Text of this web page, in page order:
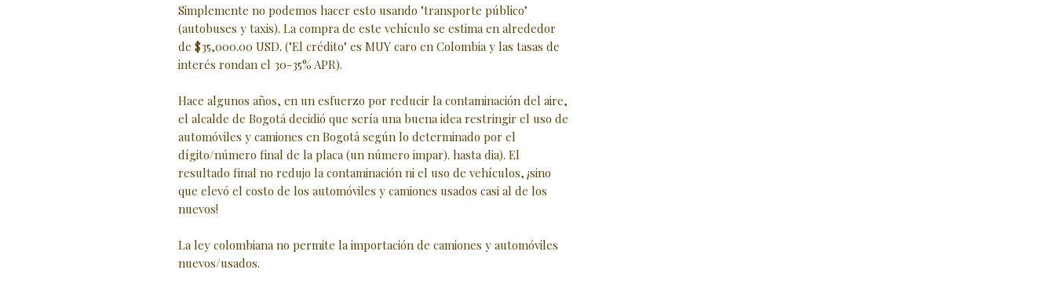
Simplemente no podemos hacer esto usando "transporte público"
(autobuses y taxis). La compra de este vehículo se estima en alrededor
de $35,000.00 USD. ("El crédito" es MUY caro en Colombia y las tasas de
interés rondan el 30-35% APR).
Hace algunos años, en un esfuerzo por reducir la contaminación del aire,
el alcalde de Bogotá decidió que sería una buena idea restringir el uso de
automóviles y camiones en Bogotá según lo determinado por el
dígito/número final de la placa (un número impar). hasta dia). El
resultado final no redujo la contaminación ni el uso de vehículos, ¡sino
que elevó el costo de los automóviles y camiones usados casi al de los
nuevos!
La ley colombiana no permite la importación de camiones y automóviles
nuevos/usados.